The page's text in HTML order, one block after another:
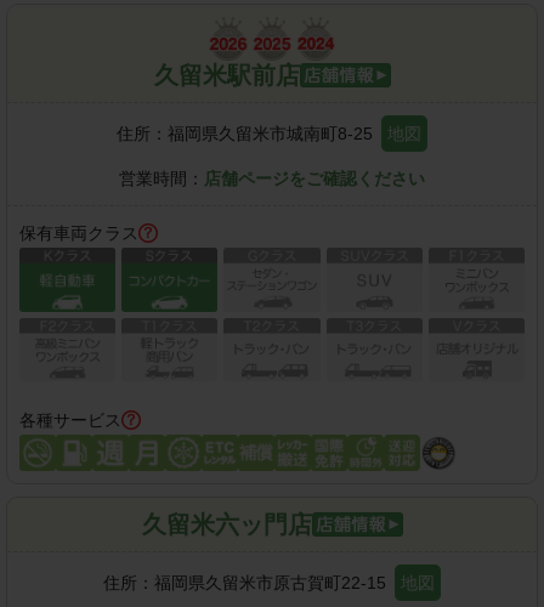
久留米駅前店
住所： 福岡県久留米市城南町8-25 地図
営業時間： 店舗ページをご確認ください
保有車両クラス
各種サービス
久留米六ッ門店
住所： 福岡県久留米市原古賀町22-15 地図